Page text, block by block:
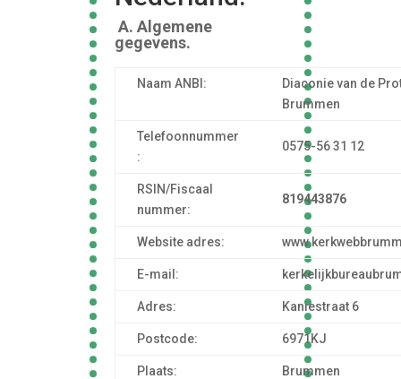
A. Algemene
gegevens.
Naam ANBI:
Diaconie van de
Brummen
Telefoonnummer
:
0575-56 31 12
RSIN/Fiscaal
nummer:
819443876
Website adres:
E-mail:
Adres: Kaniestraat 6
Postcode: 6971KJ
Plaats: Brummen